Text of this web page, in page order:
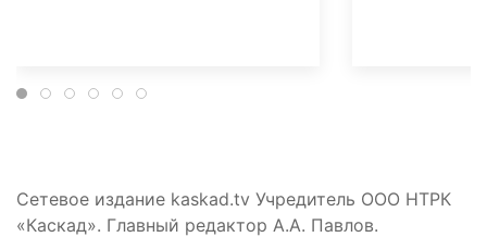
Сетевое издание kaskad.tv Учредитель ООО НТРК
«Каскад». Главный редактор А.А. Павлов.